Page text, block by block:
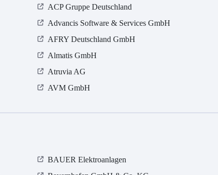
ACP Gruppe Deutschland
Advancis Software & Services GmbH
AFRY Deutschland GmbH
Almatis GmbH
Atruvia AG
AVM GmbH
BAUER Elektroanlagen